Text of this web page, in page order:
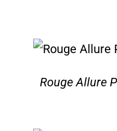
Rouge Allure